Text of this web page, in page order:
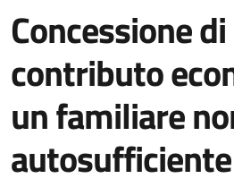
Concessione
contributo
un familiare
autosufficiente